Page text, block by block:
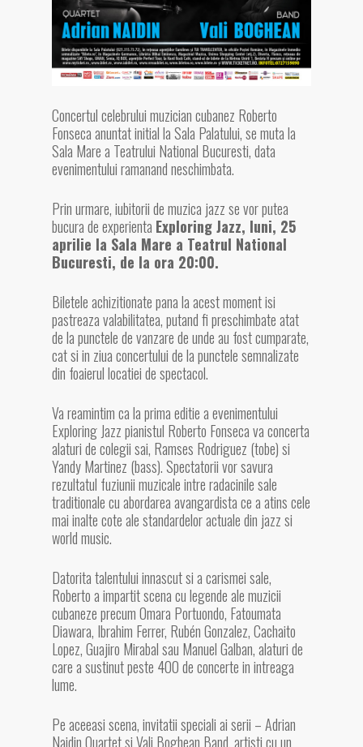
Concertul celebrului muzician cubanez Roberto
Fonseca anuntat initial la Sala Palatului, se muta la
Sala Mare a Teatrului National Bucuresti, data
evenimentului ramanand neschimbata.
Prin urmare, iubitorii de muzica jazz se vor putea
bucura de experienta Exploring Jazz, luni, 25
aprilie la Sala Mare a Teatrul National
Bucuresti, de la ora 20:00.
Biletele achizitionate pana la acest moment isi
pastreaza valabilitatea, putand fi preschimbate atat
de la punctele de vanzare de unde au fost cumparate,
cat si in ziua concertului de la punctele semnalizate
din foaierul locatiei de spectacol.
Va reamintim ca la prima editie a evenimentului
Exploring Jazz pianistul Roberto Fonseca va concerta
alaturi de colegii sai, Ramses Rodriguez (tobe) si
Yandy Martinez (bass). Spectatorii vor savura
rezultatul fuziunii muzicale intre radacinile sale
traditionale cu abordarea avangardista ce a atins cele
mai inalte cote ale standardelor actuale din jazz si
world music.
Datorita talentului innascut si a carismei sale,
Roberto a impartit scena cu legende ale muzicii
cubaneze precum Omara Portuondo, Fatoumata
Diawara, Ibrahim Ferrer, Rubén Gonzalez, Cachaito
Lopez, Guajiro Mirabal sau Manuel Galban, alaturi de
care a sustinut peste 400 de concerte in intreaga
lume.
Pe aceeasi scena, invitatii speciali ai serii – Adrian
Naidin Quartet si Vali Boghean Band, artisti cu un